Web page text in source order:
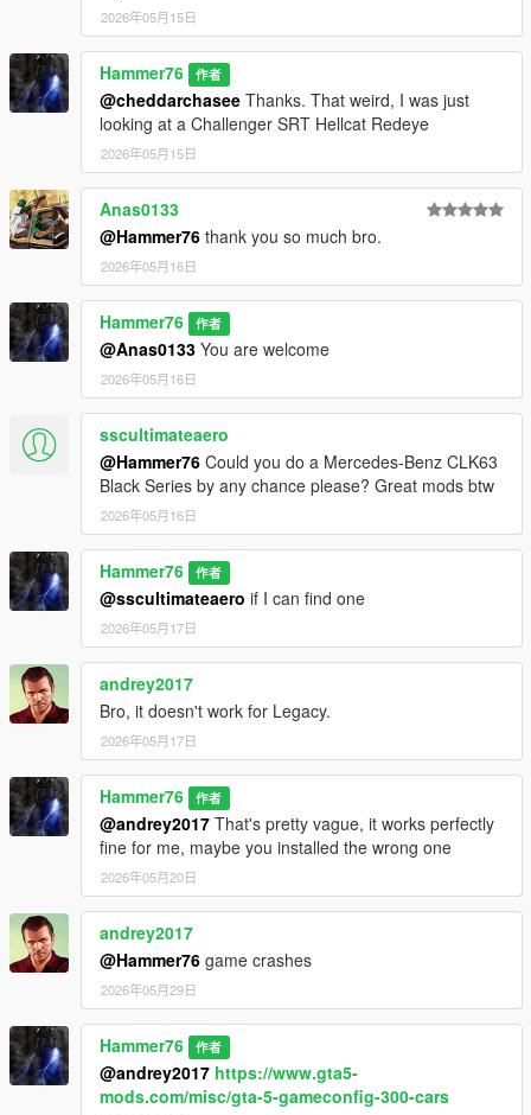
2026年05月15日
Hammer76 作者
@cheddarchasee Thanks. That weird, I was just
looking at a Challenger SRT Hellcat Redeye
2026年05月15日
Anas0133
@Hammer76 thank you so much bro.
2026年05月16日
Hammer76 作者
@Anas0133 You are welcome
2026年05月16日
sscultimateaero
@Hammer76 Could you do a Mercedes-Benz CLK63
Black Series by any chance please? Great mods btw
2026年05月16日
Hammer76 作者
@sscultimateaero if I can find one
2026年05月17日
andrey2017
Bro, it doesn't work for Legacy.
2026年05月17日
Hammer76 作者
@andrey2017 That's pretty vague, it works perfectly
fine for me, maybe you installed the wrong one
2026年05月20日
andrey2017
@Hammer76 game crashes
2026年05月29日
Hammer76 作者
@andrey2017 https://www.gta5-
mods.com/misc/gta-5-gameconfig-300-cars